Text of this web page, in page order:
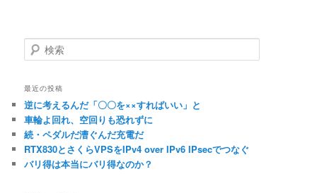
検
索
最近の投稿
逆に考えるんだ「〇〇を××すればいい」と
車輪よ回れ、空回りも恐れずに
続・ペダルだ漕ぐんだ充電だ
RTX830とさくらVPSをIPv4 over IPv6 IPsecでつなぐ
バリ得は本当にバリ得なのか？